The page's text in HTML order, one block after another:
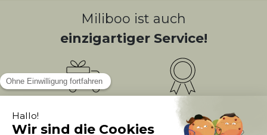
Miliboo ist auch
einzigartiger Service!
Bonusprogramm
PUNKTE = 5